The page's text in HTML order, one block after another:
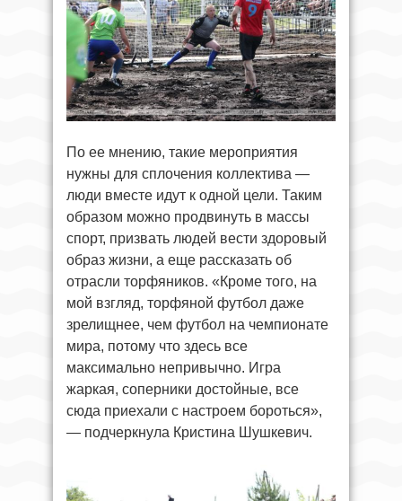
По ее мнению, такие мероприятия
нужны для сплочения коллектива —
люди вместе идут к одной цели. Таким
образом можно продвинуть в массы
спорт, призвать людей вести здоровый
образ жизни, а еще рассказать об
отрасли торфяников. «Кроме того, на
мой взгляд, торфяной футбол даже
зрелищнее, чем футбол на чемпионате
мира, потому что здесь все
максимально непривычно. Игра
жаркая, соперники достойные, все
сюда приехали с настроем бороться»,
— подчеркнула Кристина Шушкевич.